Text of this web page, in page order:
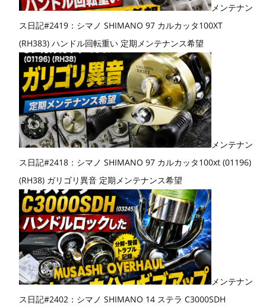
メンテナン
ス日記#2419：シマノ SHIMANO 97 カルカッタ100XT
(RH383) ハンドル回転重い 定期メンテナンス希望
メンテナン
ス日記#2418：シマノ SHIMANO 97 カルカッタ100xt (01196)
(RH38) ガリゴリ異音 定期メンテナンス希望
メンテナン
ス日記#2402：シマノ SHIMANO 14 ステラ C3000SDH